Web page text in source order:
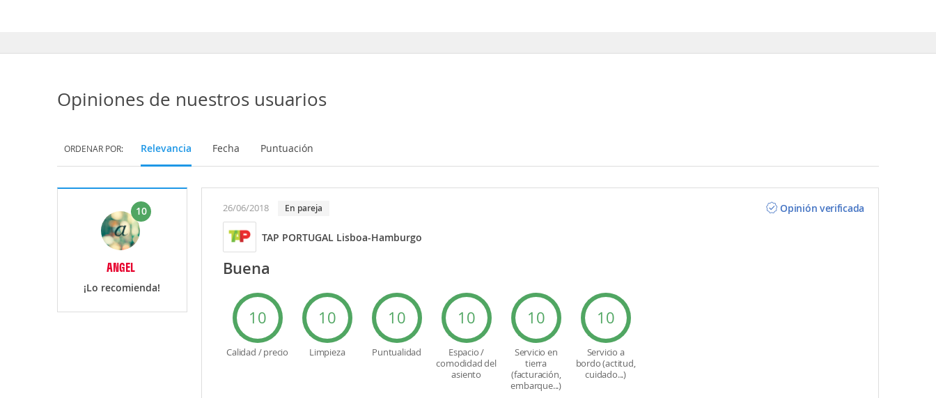
Opiniones de nuestros usuarios
ORDENAR POR: Relevancia Fecha Puntuación
10
ANGEL
¡Lo recomienda!
26/06/2018 En pareja Opinión verificada
TAP PORTUGAL Lisboa-Hamburgo
Buena
10
Calidad / precio
10
Limpieza
10
Puntualidad
10
Espacio /
comodidad del
asiento
10
Servicio en
tierra
(facturación,
embarque...)
10
Servicio a
bordo (actitud,
cuidado...)